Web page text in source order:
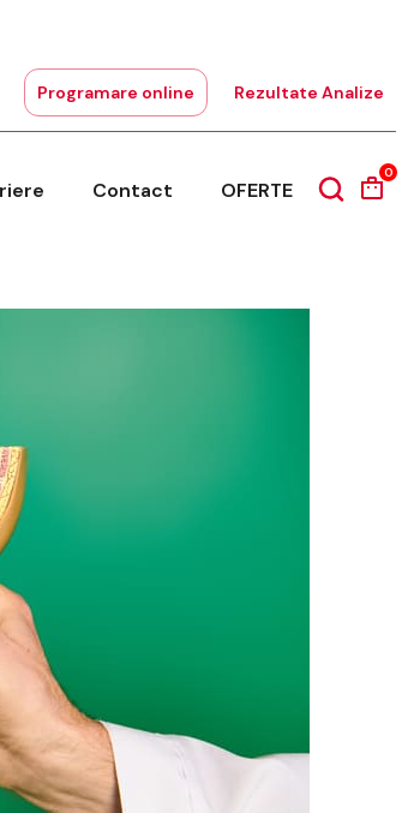
Programare online Rezultate Analize
Contact OFERTE
0